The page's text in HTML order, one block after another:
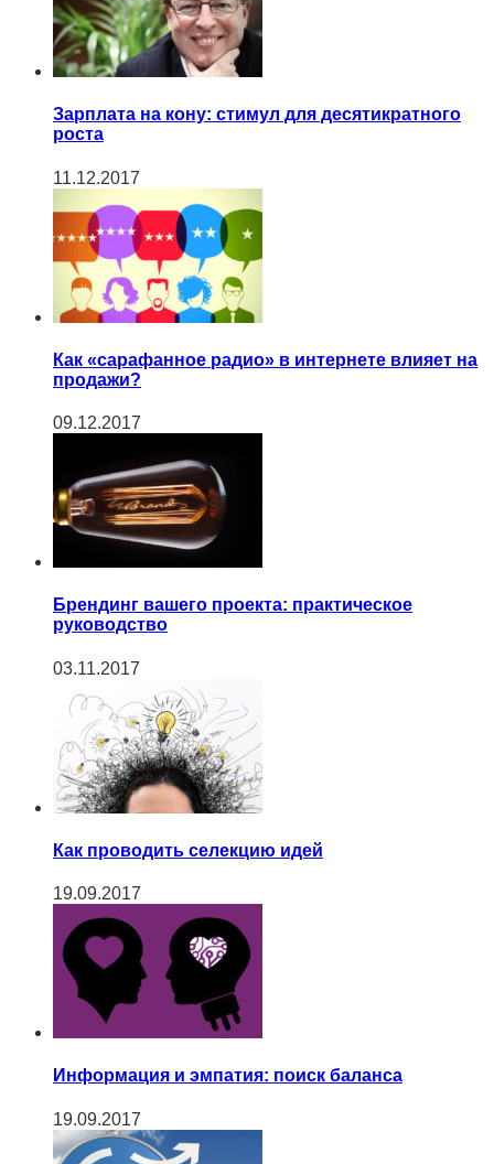
Зарплата на кону: стимул для десятикратного
роста
11.12.2017
Как «сарафанное радио» в интернете влияет на
продажи?
09.12.2017
Брендинг вашего проекта: практическое
руководство
03.11.2017
Как проводить селекцию идей
19.09.2017
Информация и эмпатия: поиск баланса
19.09.2017